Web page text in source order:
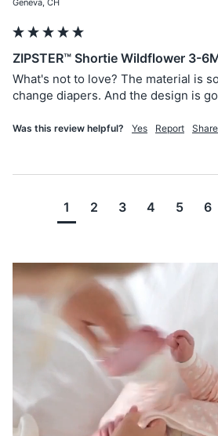
Geneva, CH
ZIPSTER™ Shortie Wildflower 3-
What's not to love? The material is
change diapers. And the design is
Was this review helpful? Yes Report Share
1 2 3 4 5 6